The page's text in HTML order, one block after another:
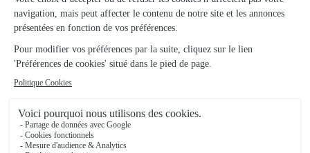
Ballon
★★★★★4.5 (35)
3 bis, rue Carnot